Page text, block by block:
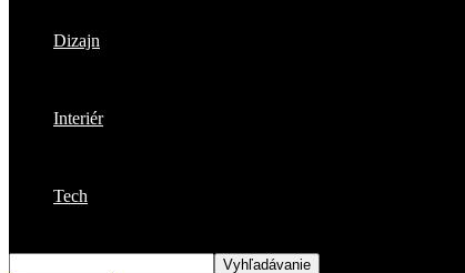
Dizajn
Interiér
Tech